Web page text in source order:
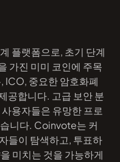
플랫폼으로, 초기 단계
가진 미미 코인에 주목
ICO, 중요한 암호화폐
공합니다. 고급 보안 분
용자들은 유망한 프로
니다. Coinvote는 커
들이 탐색하고, 투표하
미치는 것을 가능하게